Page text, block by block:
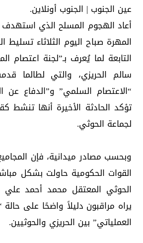
عين الجنوب | الجنوب أونلاين.
أعاد الهجوم المسلح الذي استهدف
المهرة صباح اليوم الثلاثاء تسليط
التابعة لما يُعرف بـ”لجنة اعتصام
سالم الحريزي، والتي لطالما
“الاعتصام السلمي” و”الدفاع
تؤكد الحادثة الأخيرة أنها تنشط
لجماعة الحوثي.
وبحسب مصادر ميدانية، فإن
القوات الحكومية حاولت بشكل
الحوثي المعتقل محمد أحمد علي
يراه مراقبون دليلاً واضحًا على
العملياتي” بين الحريزي والحوثيين.